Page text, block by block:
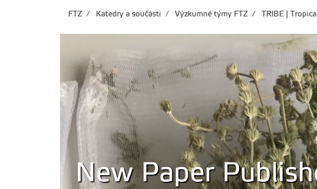
FTZ Katedry a součásti Výzkumné týmy FTZ TRIBE |
New Paper